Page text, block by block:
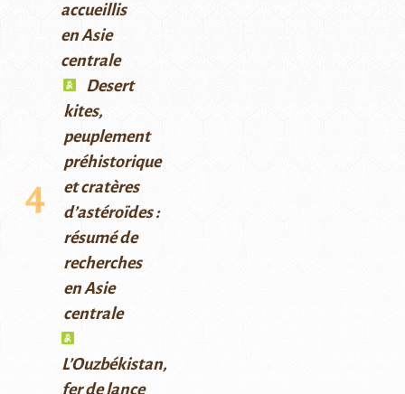
accueillis
en Asie
centrale
Desert
kites,
peuplement
préhistorique
et cratères
d’astéroïdes :
résumé de
recherches
en Asie
centrale
L’Ouzbékistan,
fer de lance